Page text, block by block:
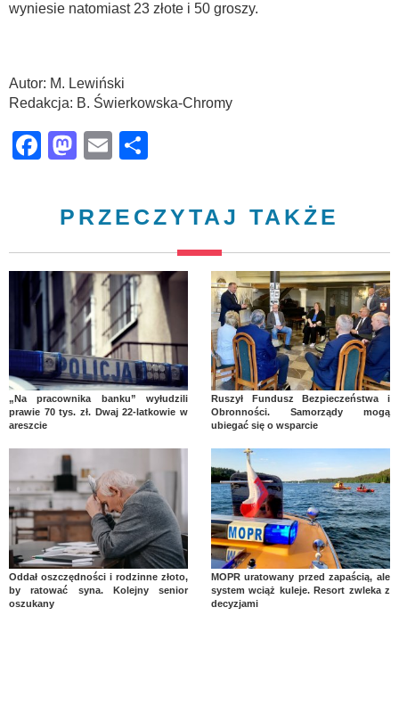
wyniesie natomiast 23 złote i 50 groszy.
Autor: M. Lewiński
Redakcja: B. Świerkowska-Chromy
Facebook
Mastodon
Email
PRZECZYTAJ TAKŻE
„Na pracownika banku” wyłudzili
prawie 70 tys. zł. Dwaj 22-latkowie w
areszcie
Ruszył Fundusz Bezpieczeństwa i
Obronności. Samorządy mogą
ubiegać się o wsparcie
Oddał oszczędności i rodzinne złoto,
by ratować syna. Kolejny senior
oszukany
MOPR uratowany przed zapaścią, ale
system wciąż kuleje. Resort zwleka z
decyzjami